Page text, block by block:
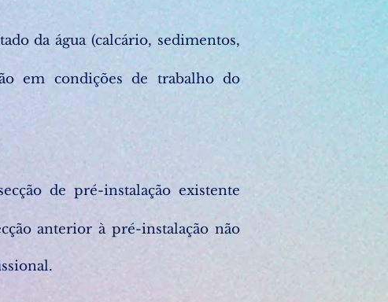
da água (calcário, sedimentos,
em condições de trabalho do
de pré-instalação existente
anterior à pré-instalação não